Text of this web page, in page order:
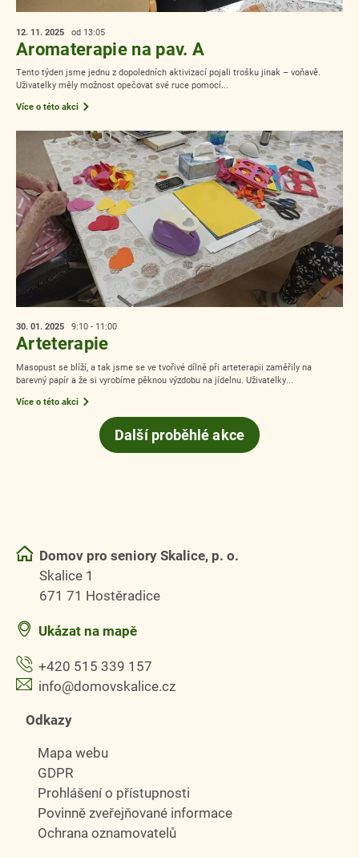
12. 11. 2025 od 13:05
Aromaterapie na pav. A
Tento týden jsme jednu z dopoledních aktivizací pojali trošku jinak – voňavě.
Uživatelky měly možnost opečovat své ruce pomocí...
Více o této akci
30. 01. 2025 9:10 - 11:00
Arteterapie
Masopust se blíží, a tak jsme se ve tvořivé dílně při arteterapii zaměřily na
barevný papír a že si vyrobíme pěknou výzdobu na jídelnu. Uživatelky...
Více o této akci
Další proběhlé akce
Domov pro seniory Skalice, p. o.
Skalice 1
671 71 Hostěradice
Ukázat na mapě
+420 515 339 157
info@domovskalice.cz
Odkazy
Mapa webu
GDPR
Prohlášení o přístupnosti
Povinně zveřejňované informace
Ochrana oznamovatelů